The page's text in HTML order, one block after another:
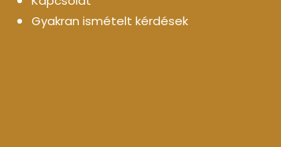
Gyakran ismételt kérdések